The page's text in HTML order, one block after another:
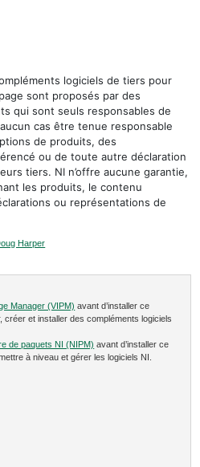
logiciels de tiers pour
sont proposés par des
qui sont seuls responsables de
cas être tenue responsable
de produits, des
ou de toute autre déclaration
tiers. NI n’offre aucune garantie,
les produits, le contenu
ou représentations de
Harper
Manager (VIPM) avant d’installer ce
créer et installer des compléments logiciels
de paquets NI (NIPM) avant d’installer ce
à niveau et gérer les logiciels NI.